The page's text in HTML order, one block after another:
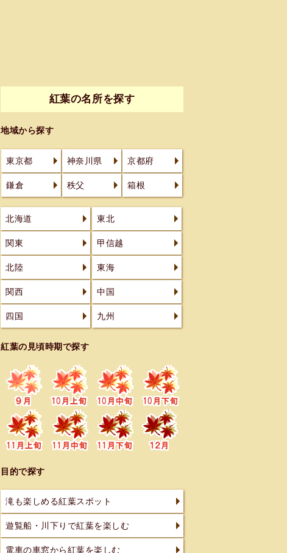
紅葉の名所を探す
地域から探す
東京都 神奈川県 京都府
鎌倉 秩父 箱根
北海道 東北
関東 甲信越
北陸 東海
関西 中国
四国 九州
紅葉の見頃時期で探す
目的で探す
滝も楽しめる紅葉スポット
遊覧船・川下りで紅葉を楽しむ
電車の車窓から紅葉を楽しむ